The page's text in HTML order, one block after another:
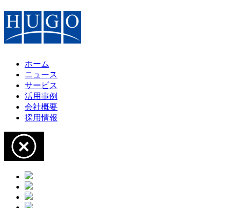
ホーム
ニュース
サービス
活用事例
会社概要
採用情報